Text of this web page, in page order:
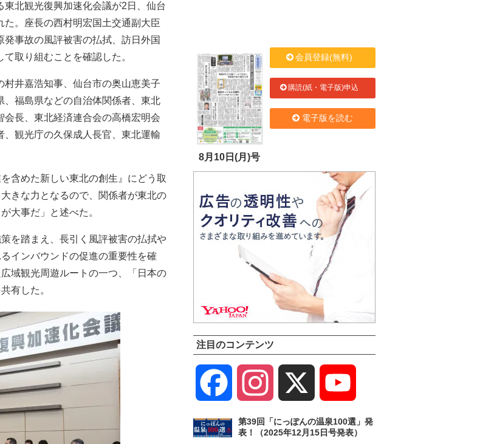
東北観光復興加速化会議が2日、仙台
た。座長の西村明宏国土交通副大臣
発事故の風評被害の払拭、訪日外国
取り組むことを確認した。
井嘉浩知事、仙台市の奥山恵美子
、福島県などの自治体関係者、東北
会長、東北経済連合会の高橋宏明会
、観光庁の久保成人長官、東北運輸
含めた新しい東北の創生』にどう取
きな力となるので、関係者が東北の
大事だ」と述べた。
を踏まえ、長引く風評被害の払拭や
インバウンドの促進の重要性を確
域観光周遊ルートの一つ、「日本の
有した。
8月10日(月)号
会員登録(無料)
購読(紙・電子版)申込
電子版を読む
注目のコンテンツ
Facebook Instagram
Channel
第39回「にっぽんの温泉100選」発
表！（2025年12月15日号発表）